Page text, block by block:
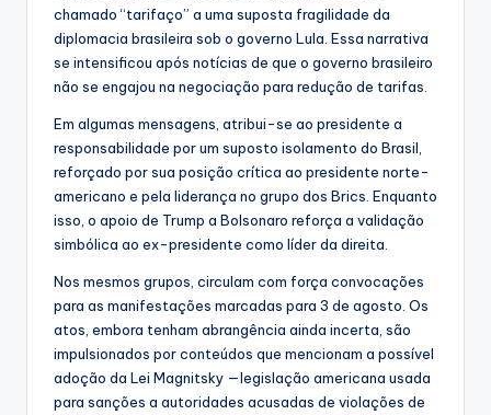
chamado “tarifaço” a uma suposta fragilidade da
diplomacia brasileira sob o governo Lula. Essa narrativa
se intensificou após notícias de que o governo brasileiro
não se engajou na negociação para redução de tarifas.
Em algumas mensagens, atribui-se ao presidente a
responsabilidade por um suposto isolamento do Brasil,
reforçado por sua posição crítica ao presidente norte-
americano e pela liderança no grupo dos Brics. Enquanto
isso, o apoio de Trump a Bolsonaro reforça a validação
simbólica ao ex-presidente como líder da direita.
Nos mesmos grupos, circulam com força convocações
para as manifestações marcadas para 3 de agosto. Os
atos, embora tenham abrangência ainda incerta, são
impulsionados por conteúdos que mencionam a possível
adoção da Lei Magnitsky —legislação americana usada
para sanções a autoridades acusadas de violações de